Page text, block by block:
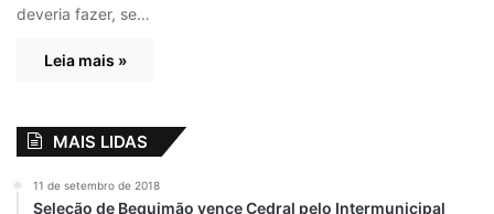
deveria fazer, se…
Leia mais »
MAIS LIDAS
11 de setembro de 2018
Seleção de Bequimão vence Cedral pelo Intermunicipal